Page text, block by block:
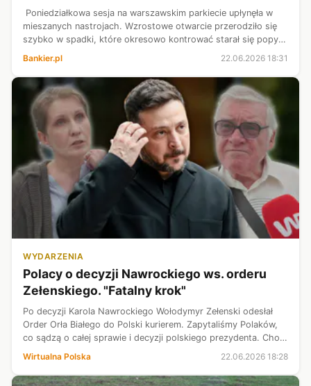
Poniedziałkowa sesja na warszawskim parkiecie upłynęła w
mieszanych nastrojach. Wzrostowe otwarcie przerodziło się
szybko w spadki, które okresowo kontrować starał się popyt.
co sugerować ...
Bankier.pl 22.06.2026 18:31
WYDARZENIA
Polacy o decyzji Nawrockiego ws. orderu
Zełenskiego. "Fatalny krok"
Po decyzji Karola Nawrockiego Wołodymyr Zełenski odesłał
Order Orła Białego do Polski kurierem. Zapytaliśmy Polaków,
co sądzą o całej sprawie i decyzji polskiego prezydenta. Choć
dominuje wyrozumiałość wobec kroku Nawrockiego, w tej
Wirtualna Polska 22.06.2026 18:28